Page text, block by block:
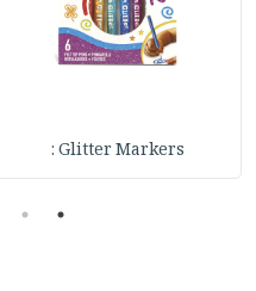
Glitter Markers :
1
2